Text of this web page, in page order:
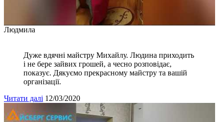
Людмила
Дуже вдячні майстру Михайлу. Людина приходить
і не бере зайвих грошей, а чесно розповідає,
показує. Дякуємо прекрасному майстру та вашій
організації.
Читати далі 12/03/2020